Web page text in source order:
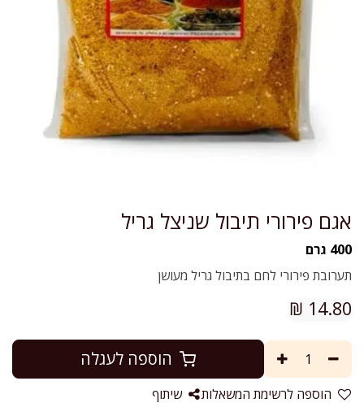
אגם פירורי תיבול שניצל גריל
400 גרם
תערובת פירורי לחם בתיבול גריל מעושן
14.80
₪
הוספה לעגלה
הוספה לרשימת המשאלות שיתוף